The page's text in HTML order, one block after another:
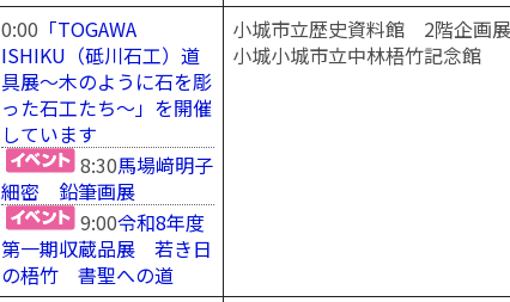
0:00 「TOGAWA
ISHIKU（砥川石工）道
具展～木のように石を彫
った石工たち～」を開催
しています
8:30馬場﨑明子
細密 鉛筆画展
9:00令和8年度
第一期収蔵品展 若き日
の梧竹 書聖への道
小城市立歴史資料館 2階企画
小城小城市立中林梧竹記念館